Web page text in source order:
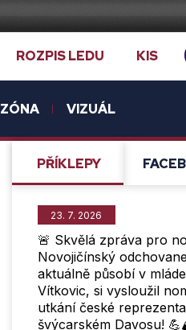
ROZPIS LEDU KIS
VIZUÁL
PŘÍ­KLEPY
23. 7. 2026
🚨 Skvělá zpráva pro
Novojičínský
aktuálně působí v
Vítkovic, si vysloužil
utkání české
švýcarském Davosu!